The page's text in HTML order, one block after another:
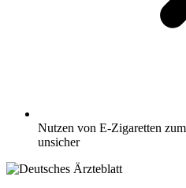
Nutzen von E-Zigaretten
unsicher